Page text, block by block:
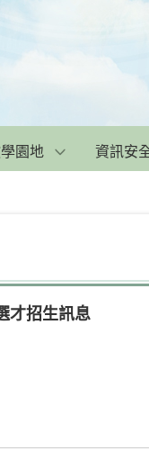
園地 資訊安
才招生訊息